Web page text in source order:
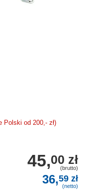
Polski od 200,- zł)
45,00 zł
(brutto)
36,59 zł
(netto)